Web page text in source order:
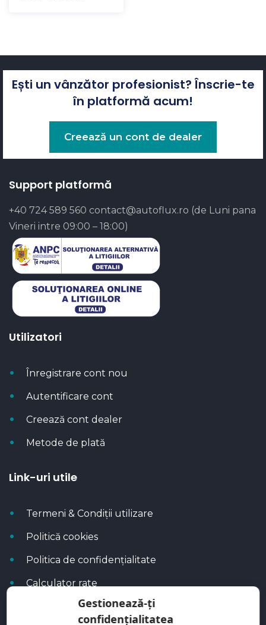
Gestionează-ți
confidențialitatea
Ești un vânzător profesionist? Înscrie-te
în platformă acum!
Creează un cont de dealer
Support platformă
+40 724 589 560 contact@autoflux.ro (de Luni pana
Vineri intre 09:00 – 18:00)
Utilizatori
Înregistrare cont nou
Autentificare cont
Creează cont dealer
Metode de plată
Link-uri utile
Termeni & Condiții utilizare
Politică cookies
Politica de confidențialitate
Calculator rate
Blog Autoflux